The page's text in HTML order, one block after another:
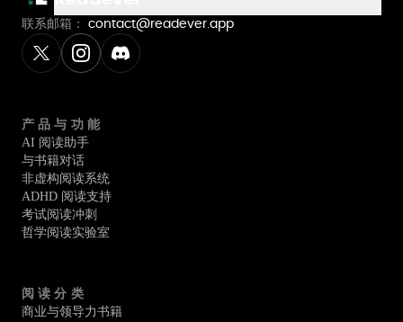
联系邮箱： contact@readever.app
产品与功能
AI 阅读助手
与书籍对话
非虚构阅读系统
ADHD 阅读支持
考试阅读冲刺
哲学阅读实验室
阅读分类
商业与领导力书籍